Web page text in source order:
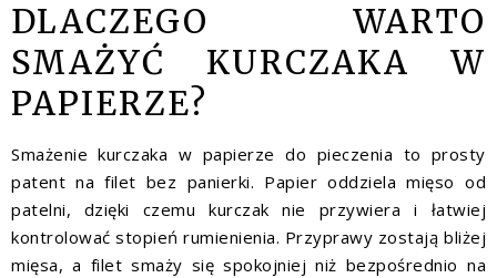
DLACZEGO WARTO
SMAŻYĆ KURCZAKA W
PAPIERZE?
Smażenie kurczaka w papierze do pieczenia to prosty
patent na filet bez panierki. Papier oddziela mięso od
patelni, dzięki czemu kurczak nie przywiera i łatwiej
kontrolować stopień rumienienia. Przyprawy zostają bliżej
mięsa, a filet smaży się spokojniej niż bezpośrednio na